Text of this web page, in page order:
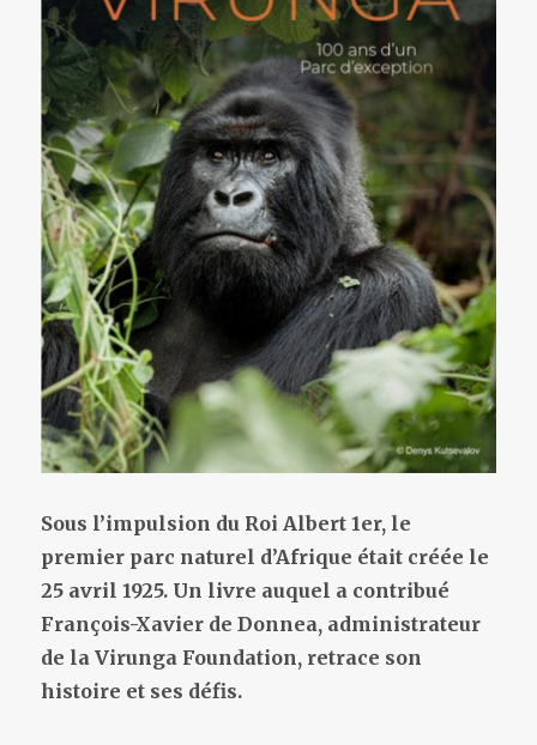
Sous l’impulsion du Roi Albert 1er, le
premier parc naturel d’Afrique était créée le
25 avril 1925. Un livre auquel a contribué
François-Xavier de Donnea, administrateur
de la Virunga Foundation, retrace son
histoire et ses défis.